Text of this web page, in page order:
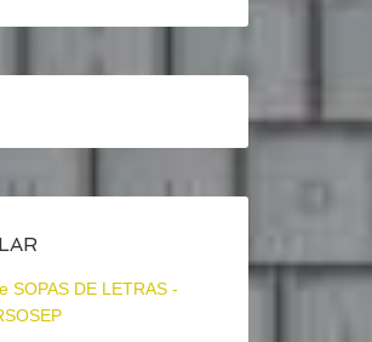
SOPAS DE LETRAS -